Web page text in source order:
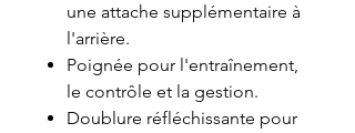
une attache supplémentaire à
l'arrière.
Poignée pour l'entraînement,
le contrôle et la gestion.
Doublure réfléchissante pour